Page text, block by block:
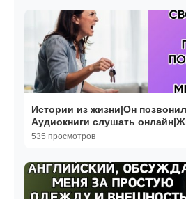
Истории из жизни|Он
Аудиокниги слушать
535 просмотров